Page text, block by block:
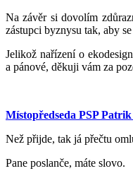
Na závěr si dovolím
zástupci byznysu tak, aby
Jelikož nařízení o
a pánové, děkuji vám za
Místopředseda PSP
Než přijde, tak já přečtu
Pane poslanče, máte slovo.